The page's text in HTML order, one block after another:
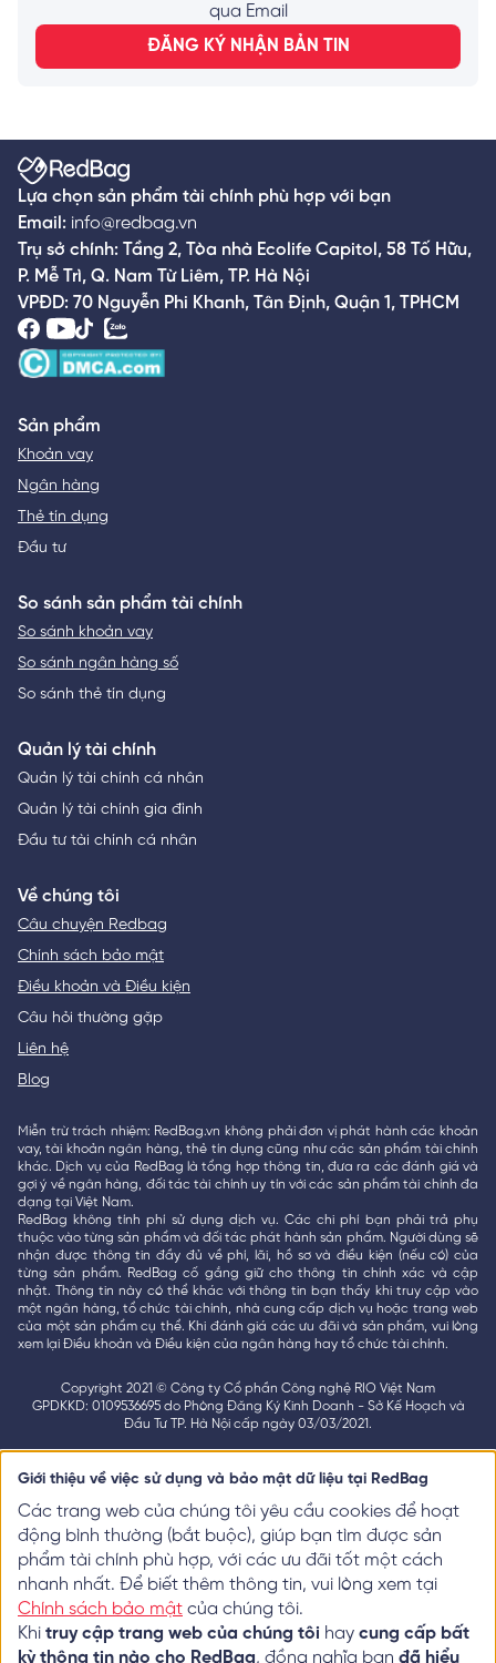
qua Email
ĐĂNG KÝ NHẬN BẢN TIN
Lựa chọn sản phẩm tài chính phù hợp với bạn
Email: info@redbag.vn
Trụ sở chính: Tầng 2, Tòa nhà Ecolife Capitol, 58 Tố Hữu,
P. Mễ Trì, Q. Nam Từ Liêm, TP. Hà Nội
VPĐD: 70 Nguyễn Phi Khanh, Tân Định, Quận 1, TPHCM
Sản phẩm
Khoản vay
Ngân hàng
Thẻ tín dụng
Đầu tư
So sánh sản phẩm tài chính
So sánh khoản vay
So sánh ngân hàng số
So sánh thẻ tín dụng
Quản lý tài chính
Quản lý tài chính cá nhân
Quản lý tài chính gia đình
Đầu tư tài chính cá nhân
Về chúng tôi
Câu chuyện Redbag
Chính sách bảo mật
Điều khoản và Điều kiện
Câu hỏi thường gặp
Liên hệ
Blog
Miễn trừ trách nhiệm: RedBag.vn không phải đơn vị phát hành các khoản
vay, tài khoản ngân hàng, thẻ tín dụng cũng như các sản phẩm tài chính
khác. Dịch vụ của RedBag là tổng hợp thông tin, đưa ra các đánh giá và
gợi ý về ngân hàng, đối tác tài chính uy tín với các sản phẩm tài chính đa
dạng tại Việt Nam.
RedBag không tính phí sử dụng dịch vụ. Các chi phí bạn phải trả phụ
thuộc vào từng sản phẩm và đối tác phát hành sản phẩm. Người dùng sẽ
nhận được thông tin đầy đủ về phí, lãi, hồ sơ và điều kiện (nếu có) của
từng sản phẩm. RedBag cố gắng giữ cho thông tin chính xác và cập
nhật. Thông tin này có thể khác với thông tin bạn thấy khi truy cập vào
một ngân hàng, tổ chức tài chính, nhà cung cấp dịch vụ hoặc trang web
của một sản phẩm cụ thể. Khi đánh giá các ưu đãi và sản phẩm, vui lòng
xem lại Điều khoản và Điều kiện của ngân hàng hay tổ chức tài chính.
Copyright 2021 © Công ty Cổ phần Công nghệ RIO Việt Nam
GPDKKD: 0109536695 do Phòng Đăng Ký Kinh Doanh - Sở Kế Hoạch và
Đầu Tư TP. Hà Nội cấp ngày 03/03/2021.
Giới thiệu về việc sử dụng và bảo mật dữ liệu tại RedBag
Các trang web của chúng tôi yêu cầu cookies để hoạt
động bình thường (bắt buộc), giúp bạn tìm được sản
phẩm tài chính phù hợp, với các ưu đãi tốt một cách
nhanh nhất. Để biết thêm thông tin, vui lòng xem tại
Chính sách bảo mật của chúng tôi.
Khi truy cập trang web của chúng tôi hay cung cấp bất
kỳ thông tin nào cho RedBag, đồng nghĩa bạn đã hiểu